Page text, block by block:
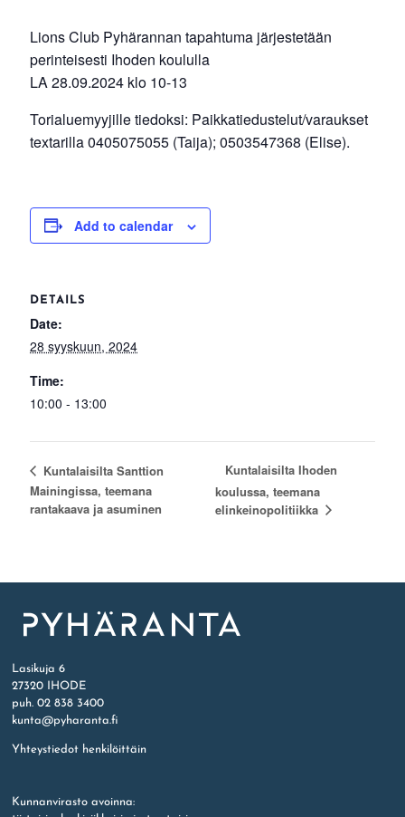
Lions Club Pyhärannan tapahtuma järjestetään
perinteisesti Ihoden koululla
LA 28.09.2024 klo 10-13
Torialuemyyjille tiedoksi: Paikkatiedustelut/varaukset
textarilla 0405075055 (Taija); 0503547368 (Elise).
Add to calendar
DETAILS
Date:
28 syyskuun, 2024
Time:
10:00 - 13:00
Kuntalaisilta Santtion
Mainingissa, teemana
rantakaava ja asuminen
Kuntalaisilta Ihoden
koulussa, teemana
elinkeinopolitiikka
Lasikuja 6
27320 IHODE
puh. 02 838 3400
kunta@pyharanta.fi
Yhteystiedot henkilöittäin
Kunnanvirasto avoinna: